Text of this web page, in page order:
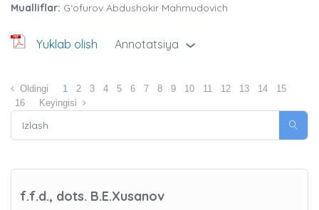
Mualliflar: G‘ofurov Abdushokir Mahmudovich
Yuklab olish Annotatsiya ›
Oldingi 1 2 3 4 5 6 7 8 9 10 11 12 13 14
15
16
Keyingisi
f.f.d., dots. B.E.Xusanov